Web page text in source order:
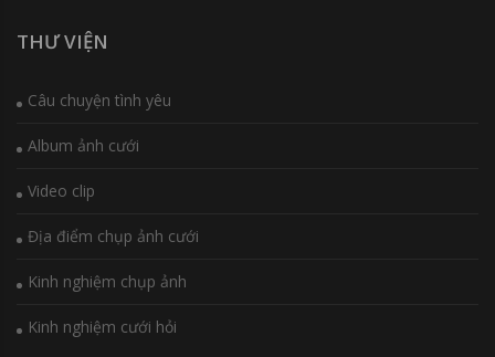
THƯ VIỆN
Câu chuyện tình yêu
Album ảnh cưới
Video clip
Địa điểm chụp ảnh cưới
Kinh nghiệm chụp ảnh
Kinh nghiệm cưới hỏi